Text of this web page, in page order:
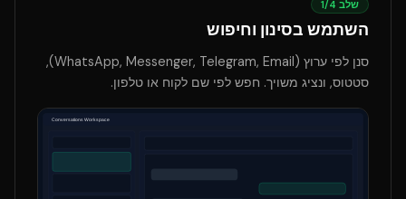
שלב 1/4
השתמש בסינון וחיפוש
סנן לפי ערוץ (WhatsApp, Messenger, Telegram, Email),
סטטוס, ונציג משויך. חפש לפי שם לקוח או טלפון.